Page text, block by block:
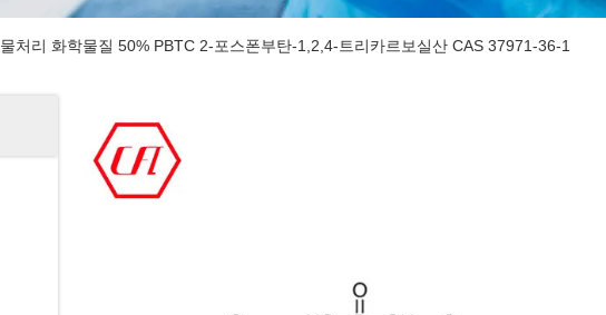
물처리 화학물질 50% PBTC 2-포스폰부탄-1,2,4-트리카르보실산 CAS 37971-36-1